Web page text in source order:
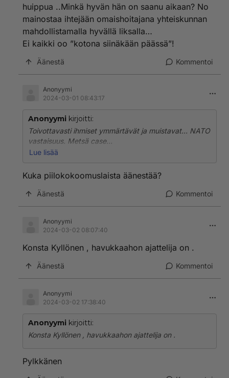
huippua ..Minkä hyvän hän on saanu aikaan? No
mainostaa ihtejään omaishoitajana yhteiskunnan
mahdollistamalla hyvällä liksalla…
Ei kaikki oo ”kotona siinäkään päässä”!
Äänestä Kommentoi
Anonyymi
2024-03-01 08:43:17
Anonyymi kirjoitti:
Toivottavasti ihmiset ymmärtävät ja muistavat... NATO
vastaisuus. Metsä case...
Oli jo tippua eduskunnasta.... Paljon puhetta ja vähän
Köyhien asialla 😂
Lue lisää
Kuka piilokokoomuslaista äänestää?
Äänestä Kommentoi
Anonyymi
2024-03-02 08:07:40
Konsta Kyllönen , havukkaahon ajattelija on .
Äänestä Kommentoi
Anonyymi
2024-03-02 17:38:40
Anonyymi kirjoitti:
Konsta Kyllönen , havukkaahon ajattelija on .
Pylkkänen